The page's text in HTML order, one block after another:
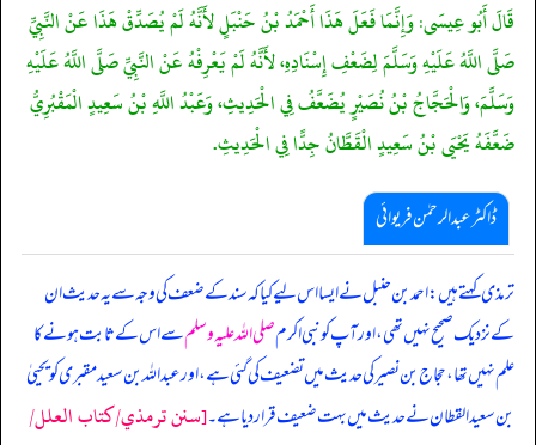
قَالَ أَبُو عِيسَى: وَإِنَّمَا فَعَلَ هَذَا أَحْمَدُ بْنُ حَنْبَلٍ لأَنَّهُ لَمْ يُصَدِّقْ هَذَا عَنْ النَّبِيِّ
صَلَّى اللَّهُ عَلَيْهِ وَسَلَّمَ لِضَعْفِ إِسْنَادِهِ، لأَنَّهُ لَمْ يَعْرِفْهُ عَنْ النَّبِيِّ صَلَّى اللَّهُ عَلَيْهِ
وَسَلَّمَ، وَالْحَجَّاجُ بْنُ نُصَيْرٍ يُضَعَّفُ فِي الْحَدِيثِ، وَعَبْدُ اللَّهِ بْنُ سَعِيدٍ الْمَقْبُرِيُّ
ضَعَّفَهُ يَحْيَى بْنُ سَعِيدٍ الْقَطَّانُ جِدًّا فِي الْحَدِيثِ.
ڈاکٹر عبدالرحمٰن فریوائی
‏‏‏‏ ترمذی کہتے ہیں: احمد بن حنبل نے ایسا اس لیے کیا کہ سند کے ضعف کی وجہ سے یہ حدیث ان
کے نزدیک صحیح نہیں تھی، اور آپ کو نبی اکرمصلی اللہ علیہ وسلمسے اس کے ثابت ہونے کا
علم نہیں تھا، حجاج بن نصیر کی حدیث میں تضعیف کی گئی ہے، اور عبداللہ بن سعید مقبری کو یحییٰ
بن سعید القطان نے حدیث میں بہت ضعیف قرار دیا ہے۔[سنن ترمذي/کتاب العلل/